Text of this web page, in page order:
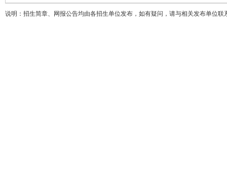
说明：招生简章、网报公告均由各招生单位发布，如有疑问，请与相关发布单位